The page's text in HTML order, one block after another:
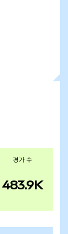
평가 수
483.9K